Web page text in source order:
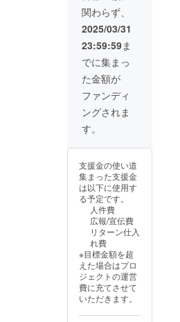
＝＝＝
＝＝＝
＝＝＝
＝＝
K-S / K-
M / K-L
・カ
ラー: ブ
ラック×
裏レッ
ド ブ
ラック×
裏ブ
ルー ブ
ラック×
ラック×
裏イエ
ロー ブ
ルーブ
ラック×
裏レッ
ド ブ
ルーブ
ラック×
裏ピン
ク ブ
ルーブ
ラック×
裏イエ
ロー ＝
＝＝＝
工場の
繁忙状
況で予
定が変
更にな
る場合
がござ
いま
す。予
めご了
==下記
ション
をお選
び下さ
い==＝
＝ ・サ
イズ：
K-XS /
M / K-L
・カ
ラー: ブ
ラック×
裏レッ
ド ブ
関わらず、
2025/03/31
23:59:59ま
でに集まっ
た金額が
ファンディ
ングされま
す。
支援金の使い道
集まった支援金
は以下に使用す
る予定です。
人件費
広報/宣伝費
リターン仕入
れ費
※目標金額を超
えた場合はプロ
ジェクトの運営
費に充てさせて
いただきます。